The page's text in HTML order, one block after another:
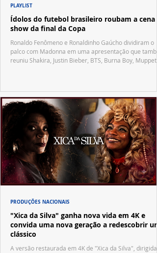
Ídolos do futebol brasileiro roubam a cena
show da final da Copa
Ronaldo Fenômeno e Ronaldinho Gaúcho dividiram o
palco com Madonna em uma apresentação que
reuniu Shakira, Justin Bieber, BTS, Burna Boy, Muppets,
PLAYLIST
"Xica da Silva" ganha nova vida em 4K e
convida uma nova geração a redescobrir um
clássico
A versão restaurada em 4K de "Xica da Silva", dirigida
PRODUÇÕES NACIONAIS